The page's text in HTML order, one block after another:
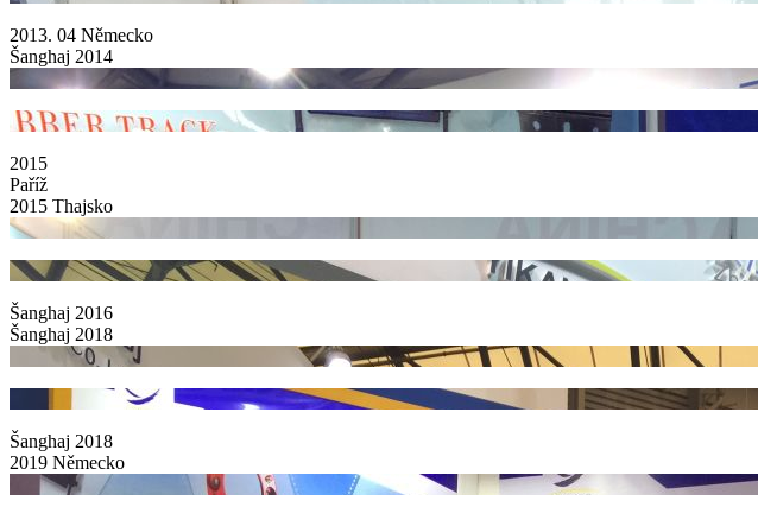
2013. 04 Německo
Šanghaj 2014
2015
Paříž
2015 Thajsko
Šanghaj 2016
Šanghaj 2018
Šanghaj 2018
2019 Německo